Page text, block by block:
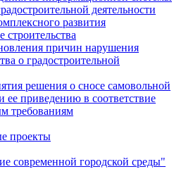
деятельности
развития
строительства
причин нарушения
о градостроительной
решения о сносе самовольной
ее приведению в соответствие
требованиям
проекты
современной городской среды"